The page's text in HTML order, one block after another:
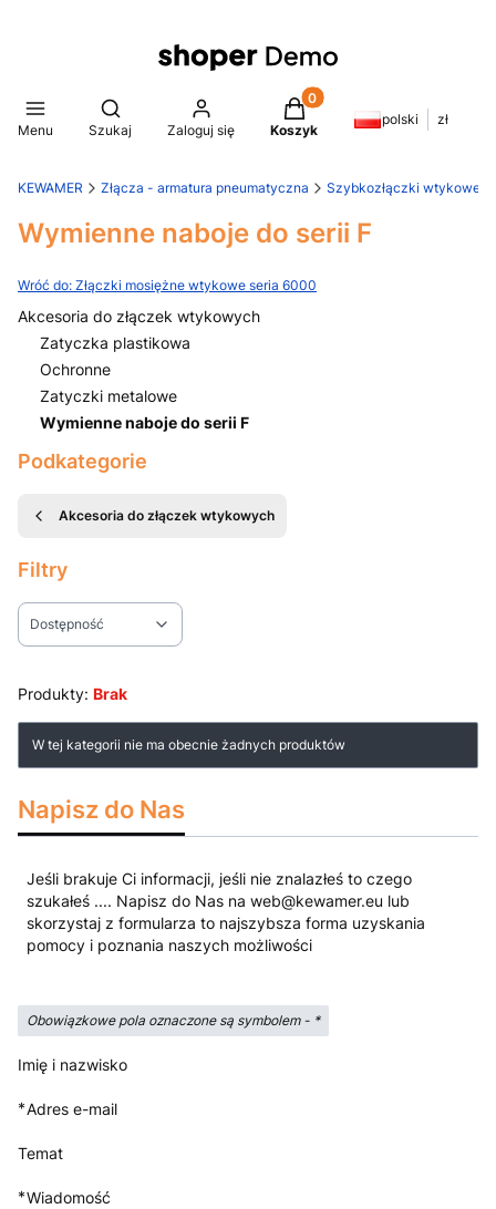
Menu
Otwórz wyszukiwarkę
Szukaj Zaloguj się
Produkty w koszyku: 0.
Koszyk
polski zł
KEWAMER Złącza - armatura pneumatyczna Szybkozłączki wtykowe
Wymienne naboje do serii F
Wróć do: Złączki mosiężne wtykowe seria 6000
Akcesoria do złączek wtykowych
Zatyczka plastikowa
Ochronne
Zatyczki metalowe
Wymienne naboje do serii F
Koniec menu
Podkategorie
Akcesoria do złączek wtykowych
Filtry
Dostępność
Produkty: Brak
Lista produktów
W tej kategorii nie ma obecnie żadnych produktów
Napisz do Nas
Jeśli brakuje Ci informacji, jeśli nie znalazłeś to czego
szukałeś .... Napisz do Nas na web@kewamer.eu lub
skorzystaj z formularza to najszybsza forma uzyskania
pomocy i poznania naszych możliwości
Obowiązkowe pola oznaczone są symbolem - *
Imię i nazwisko
*Adres e-mail
Temat
*Wiadomość